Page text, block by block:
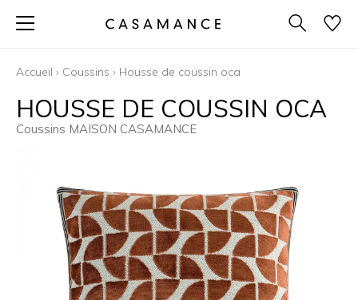
Accueil › Coussins › Housse de coussin oca
HOUSSE DE COUSSIN OCA
Coussins MAISON CASAMANCE